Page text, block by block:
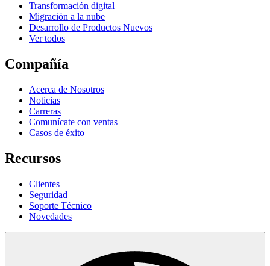
Transformación digital
Migración a la nube
Desarrollo de Productos Nuevos
Ver todos
Compañía
Acerca de Nosotros
Noticias
Carreras
Comunícate con ventas
Casos de éxito
Recursos
Clientes
Seguridad
Soporte Técnico
Novedades